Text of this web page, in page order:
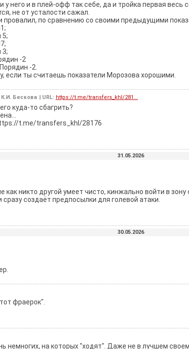
него и в плей-офф так себе, да и тройка первая весь
не от усталости сажал.
провалил, по сравнению со своими предыдущими
5;
3;
-2
-2.
если ты считаешь показатели Морозова хорошими.
Бескова | URL: https://t.me/transfers_khl/281...
куда-то сбагрить?
t.me/transfers_khl/28176
31.05.2026
никто другой умеет чисто, кинжально войти в зону
создаёт предпосылки для голевой атаки.
30.05.2026
фраерок".
немногих, на которых "ходят". Даже не в лучшем